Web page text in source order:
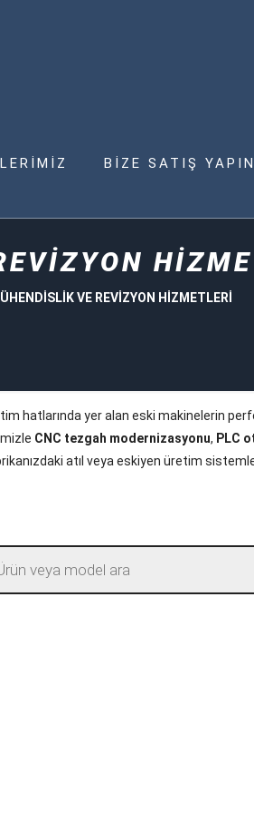
BİZE SATIŞ YAPIN
VE REVİZYON HİZMETLERİ
hatlarında yer alan eski makinelerin
CNC tezgah modernizasyonu, PLC
atıl veya eskiyen üretim